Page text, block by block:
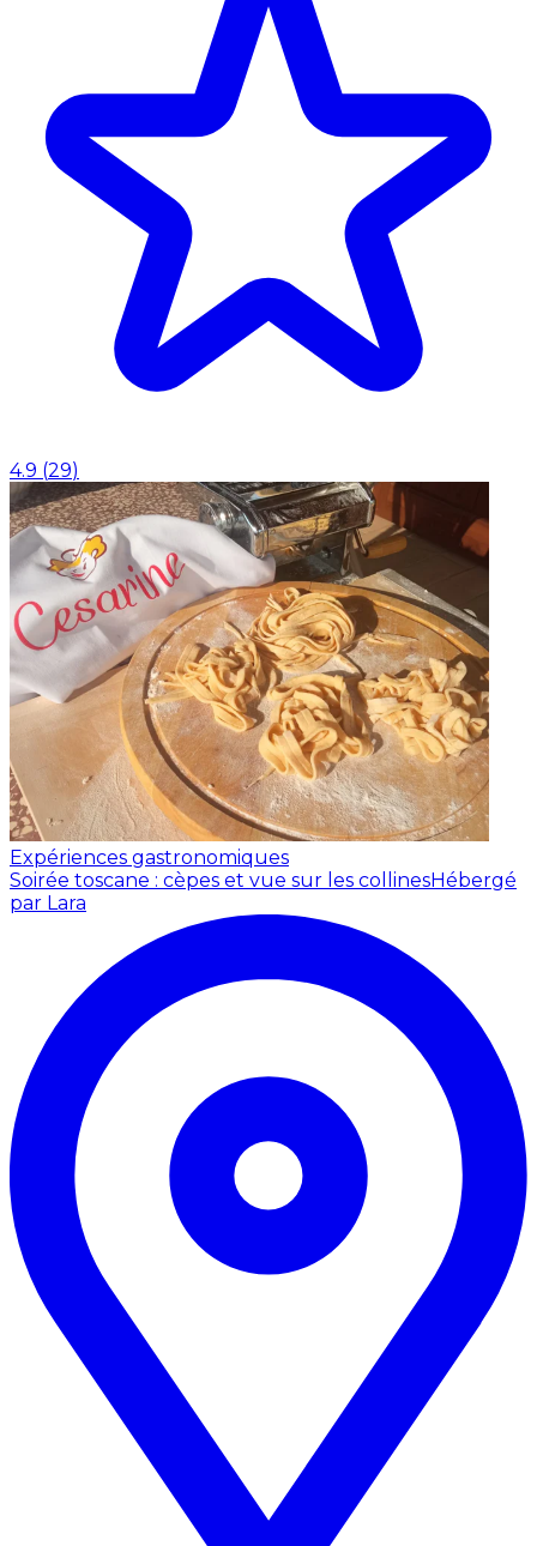
4.9 (29)
Expériences gastronomiques
Soirée toscane : cèpes et vue sur les collinesHébergé
par Lara